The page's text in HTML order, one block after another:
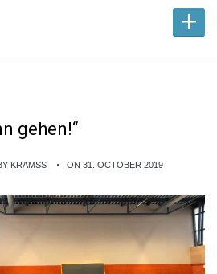
+
gehen!“
KRAMSS ON 31. OCTOBER 2019